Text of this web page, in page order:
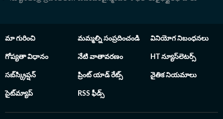
మా గురించి మమ్మల్ని సంప్రదించండి వినియోగ నిబంధనలు
గోప్యతా విధానం నేటి వాతావరణం HT న్యూస్‌లెటర్స్
సబ్‌స్క్రిప్షన్ ప్రింట్ యాడ్ రేట్స్ నైతిక నియమాలు
సైట్‌మ్యాప్ RSS ఫీడ్స్